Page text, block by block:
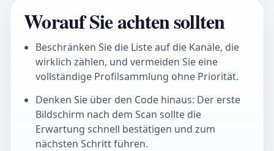
Worauf Sie achten sollten
Beschränken Sie die Liste auf die Kanäle, die
wirklich zählen, und vermeiden Sie eine
vollständige Profilsammlung ohne Priorität.
Denken Sie über den Code hinaus: Der erste
Bildschirm nach dem Scan sollte die
Erwartung schnell bestätigen und zum
nächsten Schritt führen.